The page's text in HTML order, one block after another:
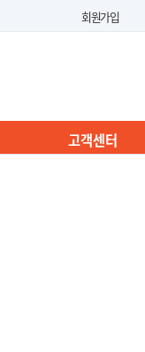
회원가입
고객센터